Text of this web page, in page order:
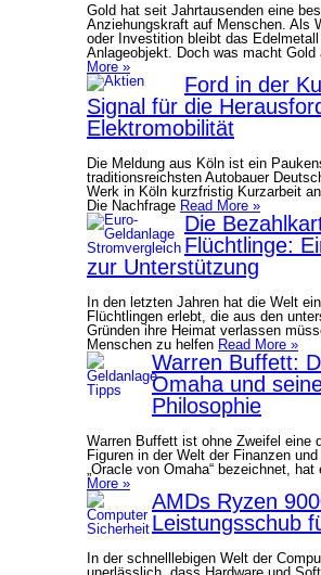
Gold hat seit Jahrtausenden eine
Anziehungskraft auf Menschen. Als
oder Investition bleibt das
Anlageobjekt. Doch was macht
More »
Ford in der
Signal für die
Elektromobilität
Die Meldung aus Köln ist ein
traditionsreichsten Autobauer
Werk in Köln kurzfristig Kurzarbeit
Die Nachfrage Read More »
Die
Flüchtlinge:
zur Unterstützung
In den letzten Jahren hat die Welt
Flüchtlingen erlebt, die aus den
Gründen ihre Heimat verlassen
Menschen zu helfen Read More »
Warren Buffett:
Omaha und
Philosophie
Warren Buffett ist ohne Zweifel eine
Figuren in der Welt der Finanzen
„Oracle von Omaha“ bezeichnet,
More »
AMDs Ryzen
Leistungsschub
In der schnelllebigen Welt der
unerlässlich, dass Hardware und